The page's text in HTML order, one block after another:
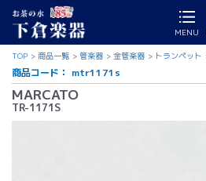
MENU
TOP 商品一覧 管楽器 金管楽器 トランペット
商品コード： mtr1171s
MARCATO
TR-1171S